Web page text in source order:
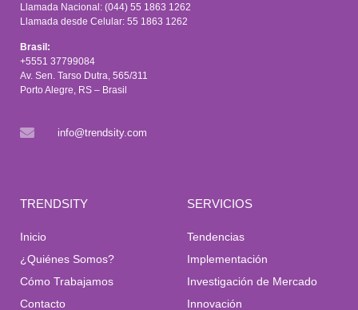
Llamada Nacional: (044) 55 1863 1262
Llamada desde Celular: 55 1863 1262
Brasil:
+5551 37799084
Av. Sen. Tarso Dutra, 565/311
Porto Alegre, RS – Brasil
info@trendsity.com
TRENDSITY
Inicio
¿Quiénes Somos?
Cómo Trabajamos
Contacto
SERVICIOS
Tendencias
Implementación
Investigación de Mercado
Innovación